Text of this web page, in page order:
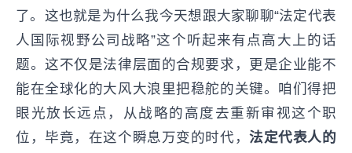
了。这也就是为什么我今天想跟大家聊聊“法定代表
人国际视野公司战略”这个听起来有点高大上的话
题。这不仅是法律层面的合规要求，更是企业能不
能在全球化的大风大浪里把稳舵的关键。咱们得把
眼光放长远点，从战略的高度去重新审视这个职
位，毕竟，在这个瞬息万变的时代，法定代表人的